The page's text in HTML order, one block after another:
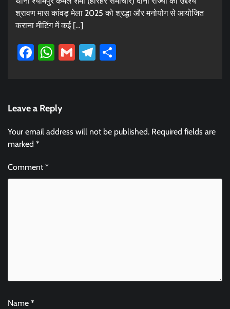
श्रावण मास कांवड़ मेला 2025 को श्रद्धा और मनोयोग से आयोजित
कराना मीटिंग में कई […]
Facebook
WhatsApp
GmailTelegram
Leave a Reply
Your email address will not be published. Required fields are
marked *
Comment*
Name *